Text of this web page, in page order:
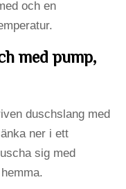
och en
med pump,
duschslang med
ner i ett
sig med